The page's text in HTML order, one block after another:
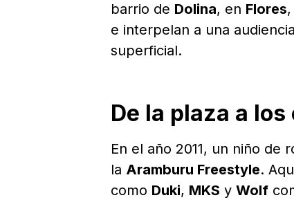
barrio de Dolina, en Flores
e interpelan a una
superficial.
De la plaza a
En el año 2011, un niño
la Aramburu Freestyle.
como Duki, MKS y Wolf